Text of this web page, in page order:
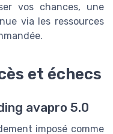
vos chances, une
via les ressources
et échecs
avapro 5.0
imposé comme